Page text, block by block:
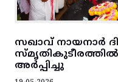
സഖാവ് നായനാർ
അർപ്പിച്ചു